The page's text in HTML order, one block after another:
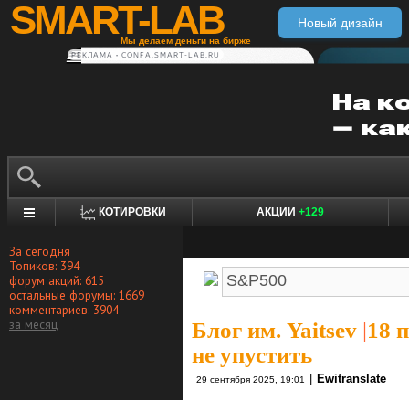
SMART-LAB
Мы делаем деньги на бирже
Новый дизайн
РЕКЛАМА • CONFA.SMART-LAB.RU
КОТИРОВКИ АКЦИИ +129
За сегодня
Топиков: 394
форум акций: 615
остальные форумы: 1669
комментариев: 3904
за месяц
Блог им. Yaitsev |18
не упустить
29 сентября 2025, 19:01 Ewitranslate